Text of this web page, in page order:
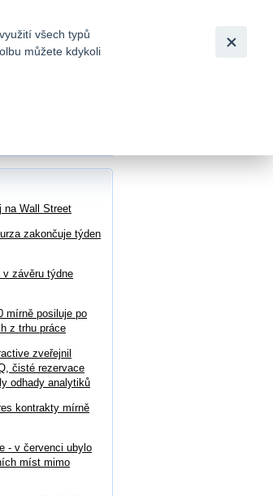
na Wall Street
zakončuje týden
v závěru týdne
mírně posiluje po
z trhu práce
zveřejnil
čisté rezervace
odhady analytiků
kontrakty mírně
- v červenci ubylo
míst mimo
všech typů
můžete kdykoli